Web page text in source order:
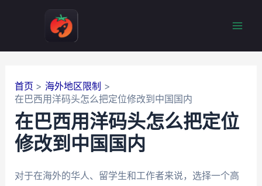
首页
海外地区限制
在巴西用洋码头怎么把定位修改到中国国内
在巴西用洋码头怎么把定位
修改到中国国内
对于在海外的华人、留学生和工作者来说，选择一个高